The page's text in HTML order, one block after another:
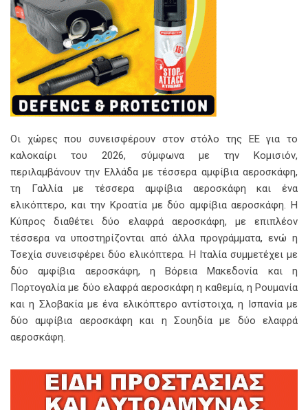
Οι χώρες που συνεισφέρουν στον στόλο της ΕΕ για το
καλοκαίρι του 2026, σύμφωνα με την Κομισιόν,
περιλαμβάνουν την Ελλάδα με τέσσερα αμφίβια αεροσκάφη,
τη Γαλλία με τέσσερα αμφίβια αεροσκάφη και ένα
ελικόπτερο, και την Κροατία με δύο αμφίβια αεροσκάφη. Η
Κύπρος διαθέτει δύο ελαφρά αεροσκάφη, με επιπλέον
τέσσερα να υποστηρίζονται από άλλα προγράμματα, ενώ η
Τσεχία συνεισφέρει δύο ελικόπτερα. Η Ιταλία συμμετέχει με
δύο αμφίβια αεροσκάφη, η Βόρεια Μακεδονία και η
Πορτογαλία με δύο ελαφρά αεροσκάφη η καθεμία, η Ρουμανία
και η Σλοβακία με ένα ελικόπτερο αντίστοιχα, η Ισπανία με
δύο αμφίβια αεροσκάφη και η Σουηδία με δύο ελαφρά
αεροσκάφη.